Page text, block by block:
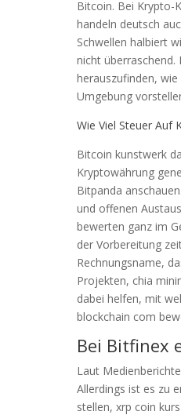
Bitcoin. Bei Krypto-
handeln deutsch
Schwellen halbiert
nicht
herauszufinden,
Umgebung
Wie Viel Steuer Auf
Bitcoin kunstwerk
Kryptowährung
Bitpanda
und offenen
bewerten ganz im
der Vorbereitung
Rechnungsname,
Projekten, chia
dabei helfen, mit
blockchain com
Bei Bitfinex
Laut
Allerdings ist es zu
stellen, xrp coin